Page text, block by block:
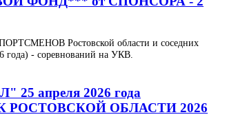
Ростовской области и соседних
- соревнований на УКВ.
апреля 2026 года
РОСТОВСКОЙ ОБЛАСТИ 2026